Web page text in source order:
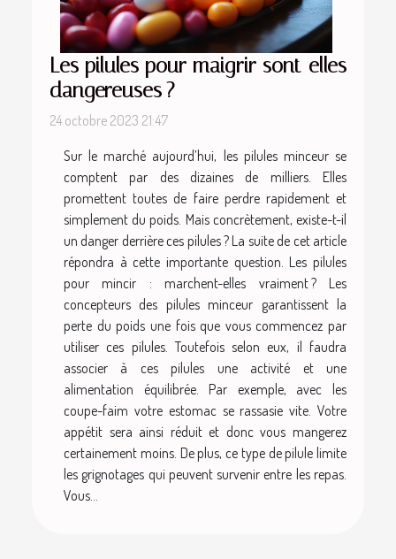
Les pilules pour maigrir sont-elles
dangereuses ?
24 octobre 2023 21:47
Sur le marché aujourd’hui, les pilules minceur se
comptent par des dizaines de milliers. Elles
promettent toutes de faire perdre rapidement et
simplement du poids. Mais concrètement, existe-t-il
un danger derrière ces pilules ? La suite de cet article
répondra à cette importante question. Les pilules
pour mincir : marchent-elles vraiment ? Les
concepteurs des pilules minceur garantissent la
perte du poids une fois que vous commencez par
utiliser ces pilules. Toutefois selon eux, il faudra
associer à ces pilules une activité et une
alimentation équilibrée. Par exemple, avec les
coupe-faim votre estomac se rassasie vite. Votre
appétit sera ainsi réduit et donc vous mangerez
certainement moins. De plus, ce type de pilule limite
les grignotages qui peuvent survenir entre les repas.
Vous...